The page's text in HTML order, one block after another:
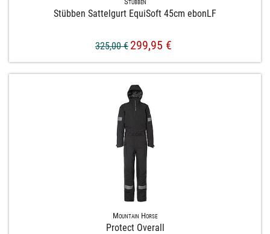
Stübben Sattelgurt EquiSoft 45cm ebonLF
325,00 € 299,95 €
Mountain Horse
Protect Overall